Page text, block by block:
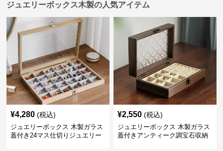
ジュエリーボックス木製の人気アイテム
¥4,280 (税込)
ジュエリーボックス 木製ガラス
蓋付き24マス仕切りジュエリー
¥2,550 (税込)
ジュエリーボックス 木製ガラス
蓋付きアンティーク調宝石収納